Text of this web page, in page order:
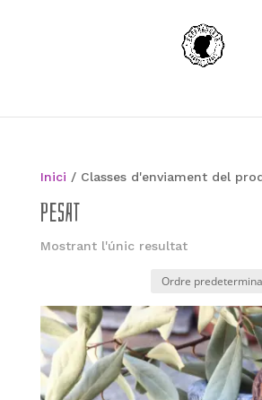
Inici / Classes d'enviament del
Pesat
Mostrant l'únic resultat